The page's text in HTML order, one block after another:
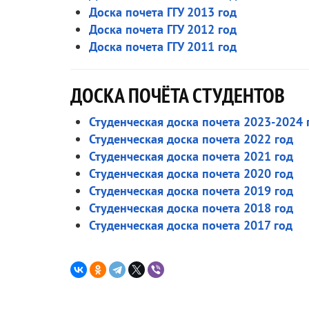
Доска почета ГГУ 2013 год
Доска почета ГГУ 2012 год
Доска почета ГГУ 2011 год
ДОСКА ПОЧЁТА СТУДЕНТОВ
Студенческая доска почета 2023-2024
Студенческая доска почета 2022 год
Студенческая доска почета 2021 год
Студенческая доска почета 2020 год
Студенческая доска почета 2019 год
Студенческая доска почета 2018 год
Студенческая доска почета 2017 год